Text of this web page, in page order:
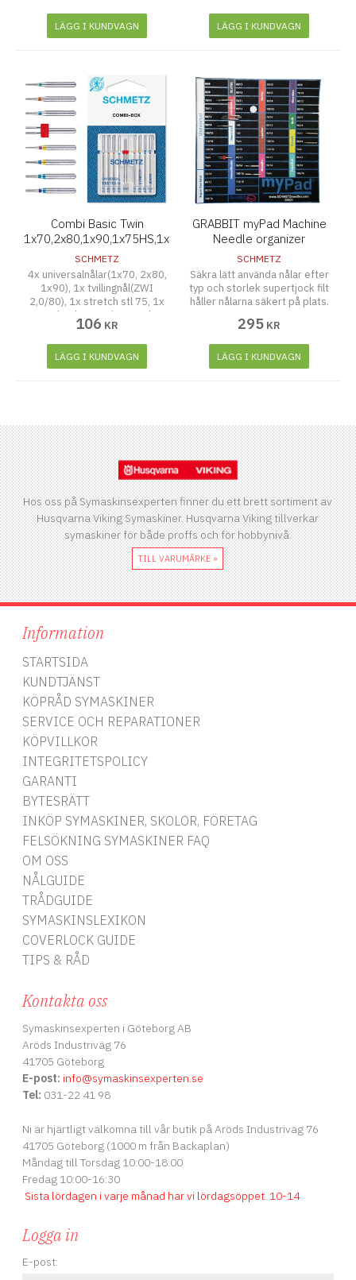
LÄGG I KUNDVAGN LÄGG I KUNDVAGN
Combi Basic Twin
1x70,2x80,1x90,1x75HS,1x90HS,1x90HJ,1x100HJ,1xZWI
2,0/80
SCHMETZ
4x universalnålar(1x70, 2x80,
1x90), 1x tvillingnål(ZWI
2,0/80), 1x stretch stl 75, 1x
stretch stl 90, 1x jeans stl 90
och 1x jeans stl 100.
106 KR
LÄGG I KUNDVAGN
GRABBIT myPad Machine
Needle organizer
SCHMETZ
Säkra lätt använda nålar efter
typ och storlek supertjock filt
håller nålarna säkert på plats.
295 KR
LÄGG I KUNDVAGN
Hos oss på Symaskinsexperten finner du ett brett sortiment av
Husqvarna Viking Symaskiner. Husqvarna Viking tillverkar
symaskiner för både proffs och för hobbynivå.
TILL VARUMÄRKE »
Information
STARTSIDA
KUNDTJÄNST
KÖPRÅD SYMASKINER
SERVICE OCH REPARATIONER
KÖPVILLKOR
INTEGRITETSPOLICY
GARANTI
BYTESRÄTT
INKÖP SYMASKINER, SKOLOR, FÖRETAG
FELSÖKNING SYMASKINER FAQ
OM OSS
NÅLGUIDE
TRÅDGUIDE
SYMASKINSLEXIKON
COVERLOCK GUIDE
TIPS & RÅD
Kontakta oss
Symaskinsexperten i Göteborg AB
Aröds Industriväg 76
41705 Göteborg
E-post: info@symaskinsexperten.se
Tel: 031-22 41 98
Ni är hjärtligt välkomna till vår butik på Aröds Industriväg 76
41705 Göteborg (1000 m från Backaplan)
Måndag till Torsdag 10:00-18:00
Fredag 10:00-16:30
Sista lördagen i varje månad har vi lördagsöppet. 10-14
Logga in
E-post: